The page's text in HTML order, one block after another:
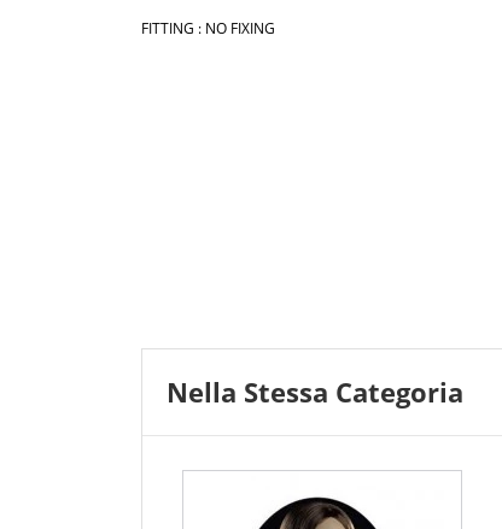
FITTING : NO FIXING
Nella Stessa Categoria